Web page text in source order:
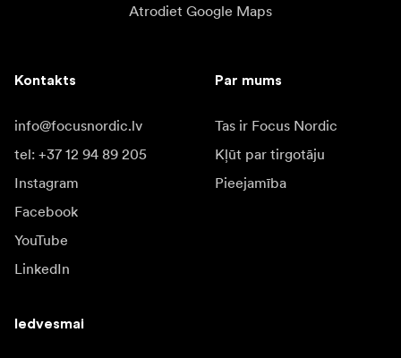
Atrodiet Google Maps
Kontakts
info@focusnordic.lv
tel: +37 12 94 89 205
Instagram
Facebook
YouTube
LinkedIn
Par mums
Tas ir Focus Nordic
Kļūt par tirgotāju
Pieejamība
Iedvesmai